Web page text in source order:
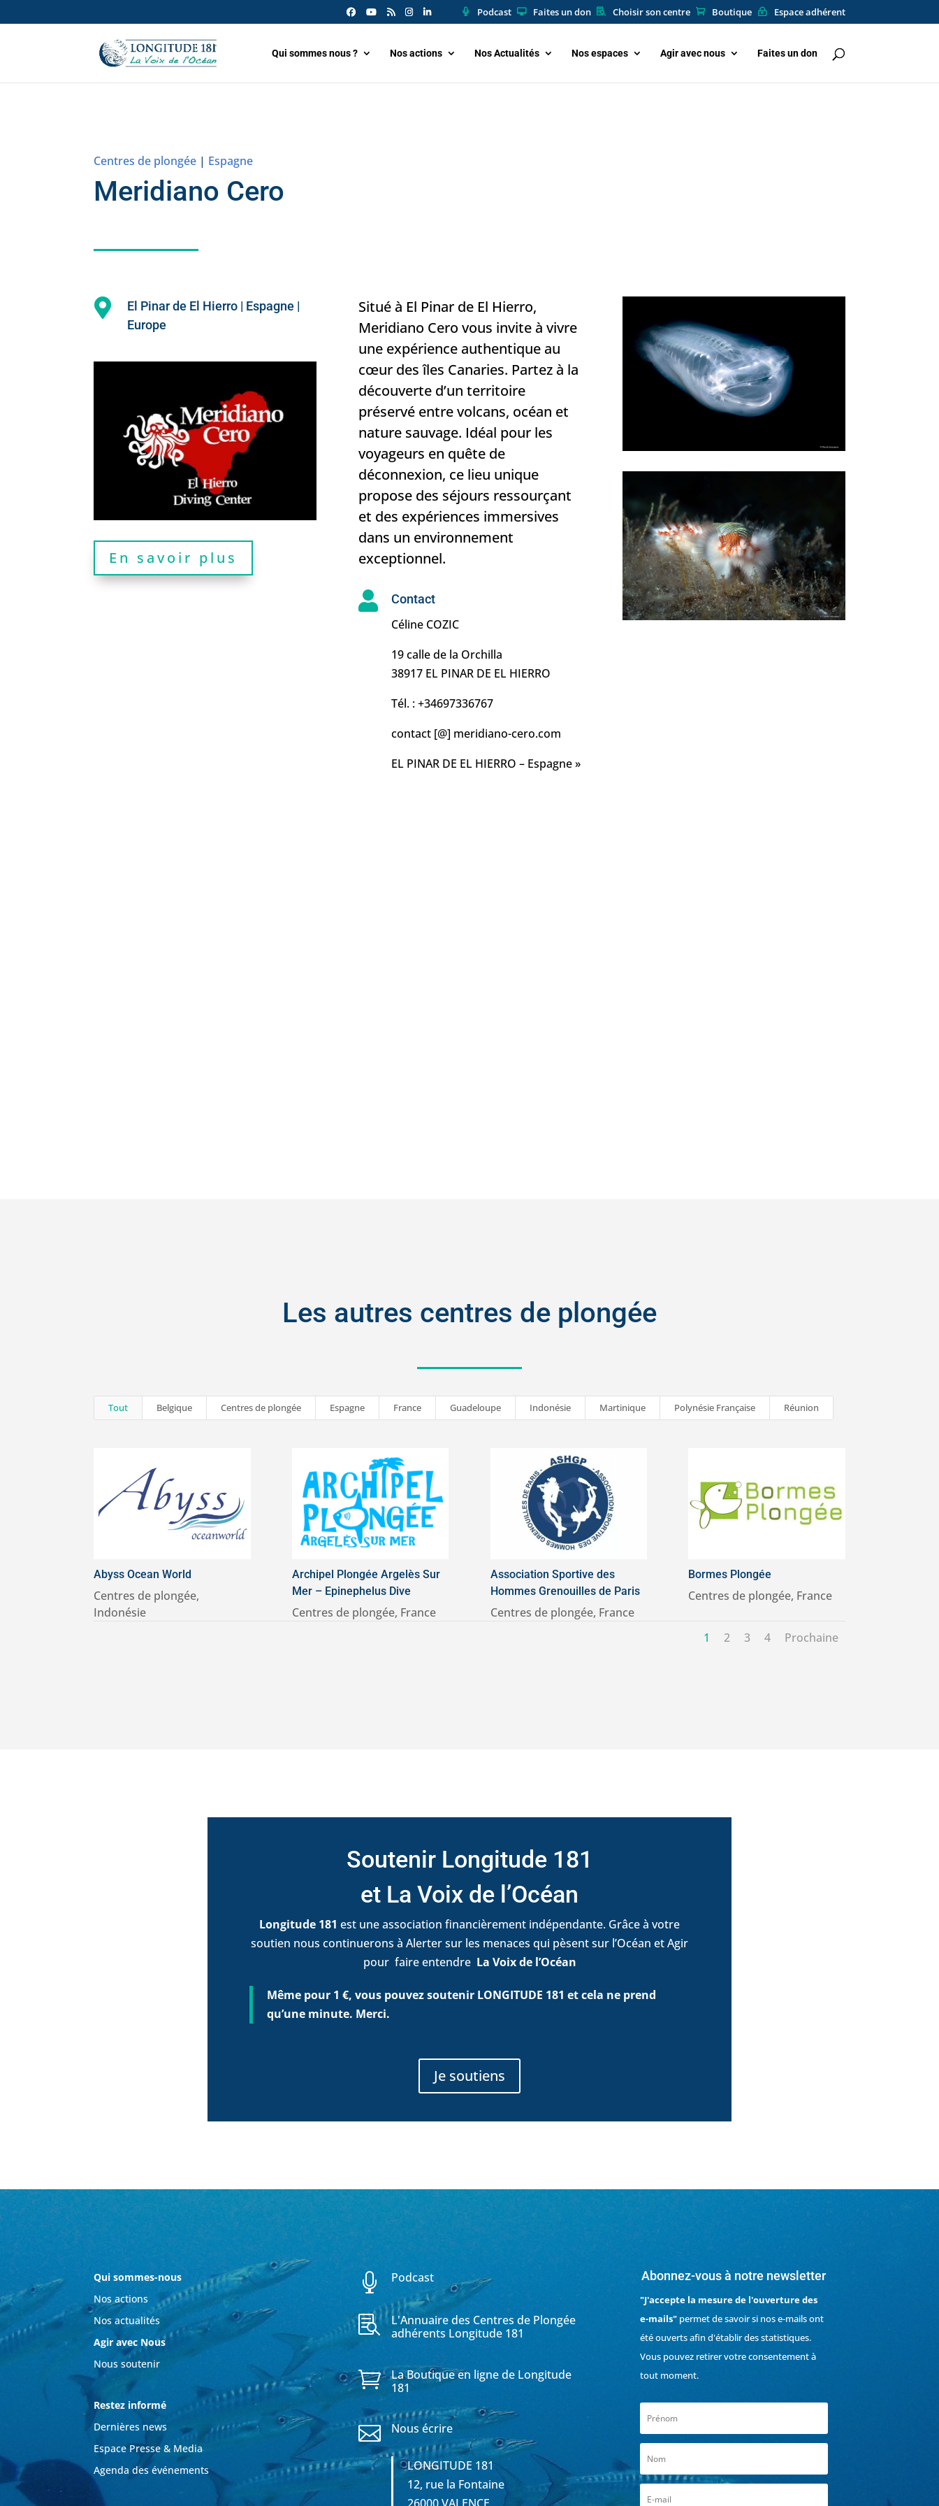
Podcast Faites un don Choisir son centre Boutique Espace adhérent
Qui sommes nous ? Nos actions Nos Actualités Nos espaces Agir avec nous Faites un don
Centres de plongée | Espagne
Meridiano Cero

El Pinar de El Hierro | Espagne |
Europe
En savoir plus
Situé à El Pinar de El Hierro,
Meridiano Cero vous invite à vivre
une expérience authentique au
cœur des îles Canaries. Partez à la
découverte d’un territoire
préservé entre volcans, océan et
nature sauvage. Idéal pour les
voyageurs en quête de
déconnexion, ce lieu unique
propose des séjours ressourçant
et des expériences immersives
dans un environnement
exceptionnel.
 Contact
Céline COZIC
19 calle de la Orchilla
38917 EL PINAR DE EL HIERRO
Tél. : +34697336767
contact [@] meridiano-cero.com
EL PINAR DE EL HIERRO – Espagne »
Les autres centres de plongée
Tout Belgique Centres de plongée Espagne France Guadeloupe Indonésie Martinique Polynésie Française Réunion
Abyss Ocean World
Centres de plongée,
Indonésie
Archipel Plongée Argelès Sur
Mer – Epinephelus Dive
Centres de plongée, France
Association Sportive des
Hommes Grenouilles de Paris
Centres de plongée, France
Bormes Plongée
Centres de plongée, France
1 2 3 4 Prochaine
Soutenir Longitude 181
et La Voix de l’Océan
Longitude 181 est une association financièrement indépendante. Grâce à votre
soutien nous continuerons à Alerter sur les menaces qui pèsent sur l’Océan et Agir
pour faire entendre La Voix de l’Océan
Même pour 1 €, vous pouvez soutenir LONGITUDE 181 et cela ne prend
qu’une minute. Merci.
Je soutiens
Qui sommes-nous
Nos actions
Nos actualités
Agir avec Nous
Nous soutenir
Restez informé
Dernières news
Espace Presse & Media
Agenda des événements
 Podcast

L'Annuaire des Centres de Plongée
adhérents Longitude 181

La Boutique en ligne de Longitude
181
 Nous écrire
LONGITUDE 181
12, rue la Fontaine
Abonnez-vous à notre newsletter
"J'accepte la mesure de l'ouverture des
e-mails"permet de savoir si nos e-mails ont
été ouverts afin d'établir des statistiques.
Vous pouvez retirer votre consentement à
tout moment.